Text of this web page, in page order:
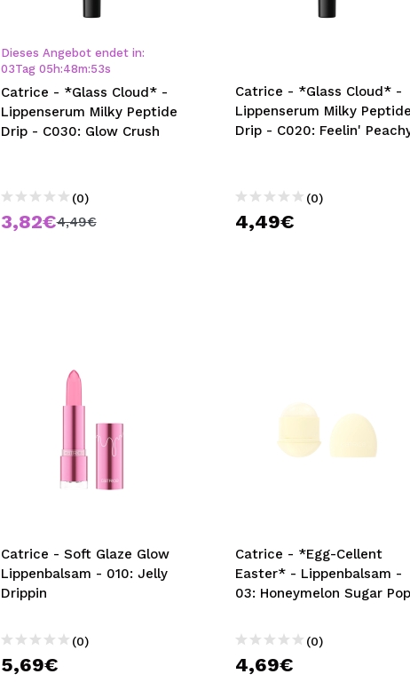
bisherigen Vorgänge einsehen.
Dieses Angebot endet in:
03Tag 05 h:48m:52s
Catrice - *Glass Cloud* -
Lippenserum Milky Peptide
Drip - C030: Glow Crush
(0)
3,82€4,49€
Catrice - *Glass Cloud* -
Lippenserum Milky Peptide
Drip - C020: Feelin'
(0)
4,49€
Catrice - Soft Glaze Glow
Lippenbalsam - 010: Jelly
Drippin
(0)
5,69€
Catrice - *Egg-Cellent
Easter* - Lippenbalsam -
03: Honeymelon Sugar Pop
(0)
4,69€